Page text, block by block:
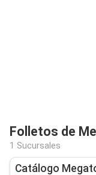
Folletos de
1 Sucursales
Catálogo